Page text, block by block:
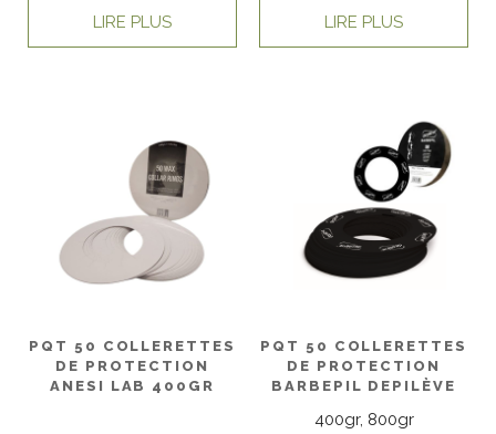
LIRE PLUS LIRE PLUS
PQT 50 COLLERETTES
DE PROTECTION
ANESI LAB 400GR
PQT 50 COLLERETTES
DE PROTECTION
BARBEPIL DEPILÈVE
400gr, 800gr